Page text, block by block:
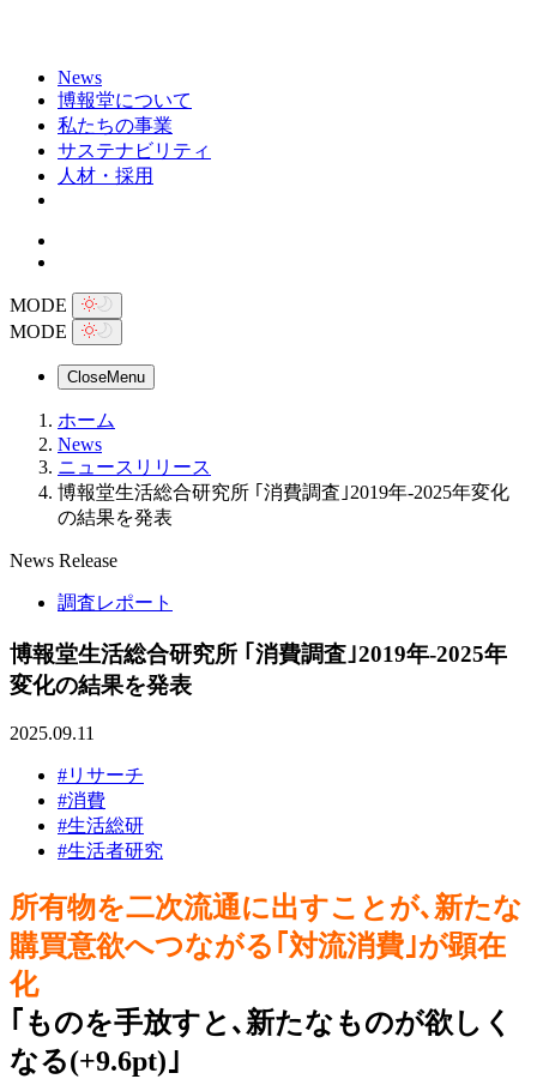
News
博報堂について
私たちの事業
サステナビリティ
人材・採用
MODE
MODE
CloseMenu
ホーム
News
ニュースリリース
博報堂生活総合研究所 ｢消費調査｣2019年-2025年変化
の結果を発表
News Release
調査レポート
博報堂生活総合研究所 ｢消費調査｣2019年-2025年
変化の結果を発表
2025.09.11
#リサーチ
#消費
#生活総研
#生活者研究
所有物を二次流通に出すことが､新たな
購買意欲へつながる｢対流消費｣が顕在
化
｢ものを手放すと､新たなものが欲しく
なる(+9.6pt)｣